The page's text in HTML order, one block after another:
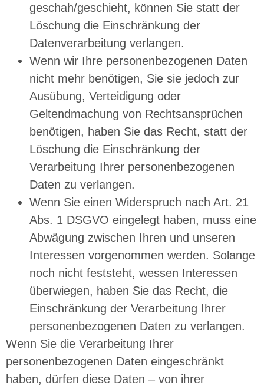
geschah/geschieht, können Sie statt der
Löschung die Einschränkung der
Datenverarbeitung verlangen.
Wenn wir Ihre personenbezogenen Daten
nicht mehr benötigen, Sie sie jedoch zur
Ausübung, Verteidigung oder
Geltendmachung von Rechtsansprüchen
benötigen, haben Sie das Recht, statt der
Löschung die Einschränkung der
Verarbeitung Ihrer personenbezogenen
Daten zu verlangen.
Wenn Sie einen Widerspruch nach Art. 21
Abs. 1 DSGVO eingelegt haben, muss eine
Abwägung zwischen Ihren und unseren
Interessen vorgenommen werden. Solange
noch nicht feststeht, wessen Interessen
überwiegen, haben Sie das Recht, die
Einschränkung der Verarbeitung Ihrer
personenbezogenen Daten zu verlangen.
Wenn Sie die Verarbeitung Ihrer
personenbezogenen Daten eingeschränkt
haben, dürfen diese Daten – von ihrer